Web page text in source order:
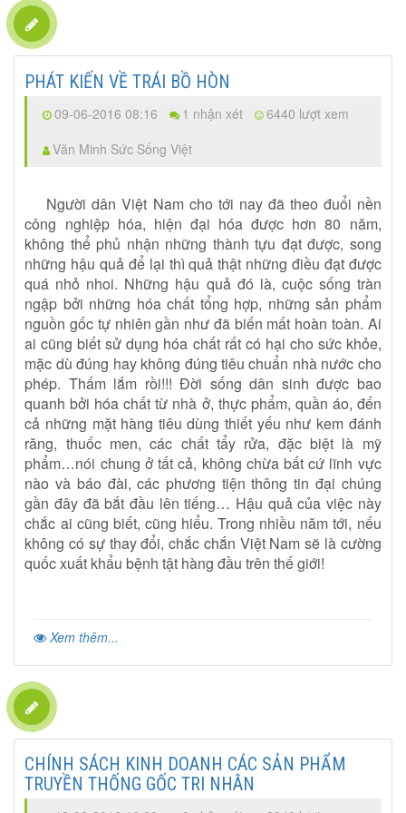
PHÁT KIẾN VỀ TRÁI BỒ HÒN
09-06-2016 08:16 1 nhận xét
6440 lượt xem
Văn Minh Sức Sống Việt
Người dân Việt Nam cho tới nay đã theo đuổi nền
công nghiệp hóa, hiện đại hóa được hơn 80 năm,
không thể phủ nhận những thành tựu đạt được, song
những hậu quả để lại thì quả thật những điều đạt được
quá nhỏ nhoi. Những hậu quả đó là, cuộc sống tràn
ngập bởi những hóa chất tổng hợp, những sản phẩm
nguồn gốc tự nhiên gần như đã biến mất hoàn toàn. Ai
ai cũng biết sử dụng hóa chất rất có hại cho sức khỏe,
mặc dù đúng hay không đúng tiêu chuẩn nhà nước cho
phép. Thấm lắm rồi!!! Đời sống dân sinh được bao
quanh bởi hóa chất từ nhà ở, thực phẩm, quần áo, đến
cả những mặt hàng tiêu dùng thiết yếu như kem đánh
răng, thuốc men, các chất tẩy rửa, đặc biệt là mỹ
phẩm…nói chung ở tất cả, không chừa bất cứ lĩnh vực
nào và báo đài, các phương tiện thông tin đại chúng
gần đây đã bắt đầu lên tiếng… Hậu quả của việc này
chắc ai cũng biết, cũng hiểu. Trong nhiều năm tới, nếu
không có sự thay đổi, chắc chắn Việt Nam sẽ là cường
quốc xuất khẩu bệnh tật hàng đầu trên thế giới!
Xem thêm...
CHÍNH SÁCH KINH DOANH CÁC SẢN PHẨM
TRUYỀN THỐNG GỐC TRI NHÂN